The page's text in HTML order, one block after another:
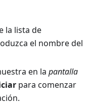
la lista de
el nombre del
en la pantalla
para comenzar